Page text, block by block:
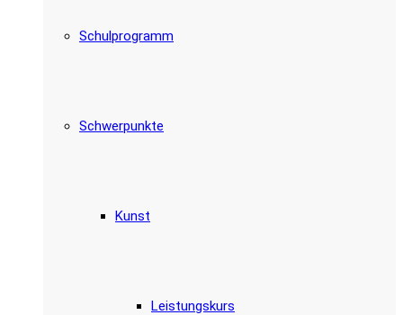
Schulprogramm
Schwerpunkte
Kunst
Leistungskurs